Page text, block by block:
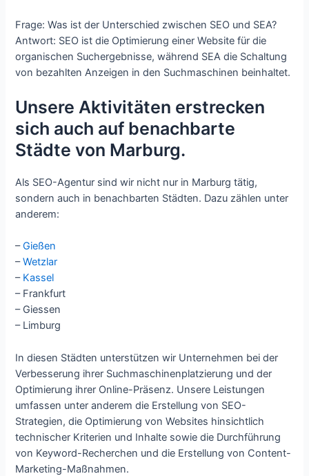
Frage: Was ist der Unterschied zwischen SEO und SEA?
Antwort: SEO ist die Optimierung einer Website für die
organischen Suchergebnisse, während SEA die Schaltung
von bezahlten Anzeigen in den Suchmaschinen beinhaltet.
Unsere Aktivitäten erstrecken
sich auch auf benachbarte
Städte von Marburg.
Als SEO-Agentur sind wir nicht nur in Marburg tätig,
sondern auch in benachbarten Städten. Dazu zählen unter
anderem:
–Gießen
–Wetzlar
– Kassel
– Frankfurt
– Giessen
– Limburg
In diesen Städten unterstützen wir Unternehmen bei der
Verbesserung ihrer Suchmaschinenplatzierung und der
Optimierung ihrer Online-Präsenz. Unsere Leistungen
umfassen unter anderem die Erstellung von SEO-
Strategien, die Optimierung von Websites hinsichtlich
technischer Kriterien und Inhalte sowie die Durchführung
von Keyword-Recherchen und die Erstellung von Content-
Marketing-Maßnahmen.